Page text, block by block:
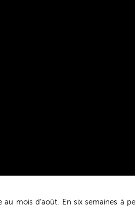
au mois d’août. En six semaines à